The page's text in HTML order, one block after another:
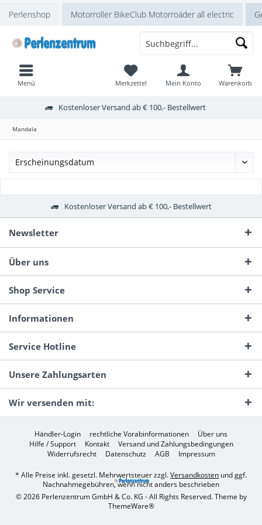
Perlenshop Motorroller BikeClub Motorroäder all electric
Kostenloser Versand ab € 100,- Bestellwert
Warenkorb
Merkzettel Mein Konto
Menü
Mandala
Kostenloser Versand ab € 100,- Bestellwert
Newsletter
Über uns
Shop Service
Informationen
Service Hotline
Unsere Zahlungsarten
Wir versenden mit:
Händler-Login rechtliche Vorabinformationen
Über uns
Hilfe / Support
Kontakt
Versand und Zahlungsbedingungen
Widerrufsrecht
Datenschutz AGB Impressum
* Alle Preise inkl. gesetzl. Mehrwertsteuer zzgl.Versandkosten und ggf.
Nachnahmegebühren, wenn nicht anders beschrieben
© 2026 Perlenzentrum GmbH & Co. KG - All Rights Reserved. Theme by
ThemeWare®